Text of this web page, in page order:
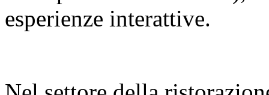
esperienze interattive.